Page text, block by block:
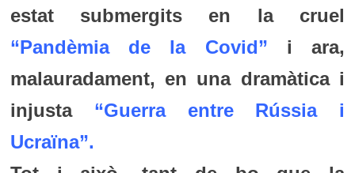
estat submergits en la cruel
“Pandèmia de la Covid” i ara,
malauradament, en una dramàtica i
injusta “Guerra entre Rússia i
Ucraïna”.